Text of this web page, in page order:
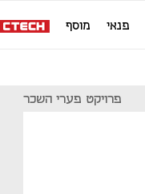
פנאי מוסף
פרויקט פערי השכר